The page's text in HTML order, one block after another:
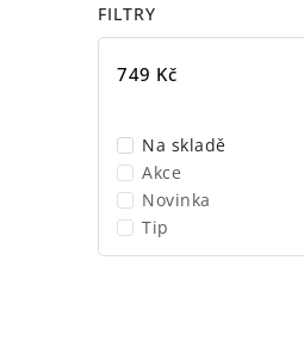
FILTRY
749 Kč
Na skladě
Akce
Novinka
Tip